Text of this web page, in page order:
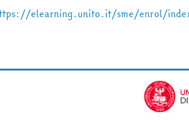
elearning.unito.it/sme/enrol/